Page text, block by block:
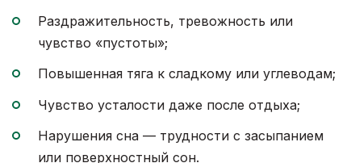
Раздражительность, тревожность или
чувство «пустоты»;
Повышенная тяга к сладкому или углеводам;
Чувство усталости даже после отдыха;
Нарушения сна — трудности с засыпанием
или поверхностный сон.